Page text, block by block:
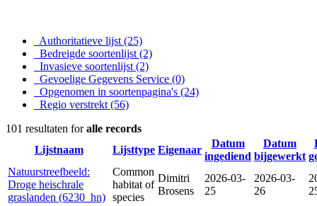
Authoritatieve lijst (25)
Bedreigde soortenlijst (2)
Invasieve soortenlijst (2)
Gevoelige Gegevens Service (0)
Opgenomen in soortenpagina's (24)
Regio verstrekt (56)
101 resultaten foralle records
Lijstnaam
Lijsttype Eigenaar
Datum
ingediend
Datum
bijgewerkt
Natuurstreefbeeld:
Droge heischrale
graslanden (6230_hn)
Common
habitat of
species
Dimitri
Brosens
2026-03-
25
2026-03-
26